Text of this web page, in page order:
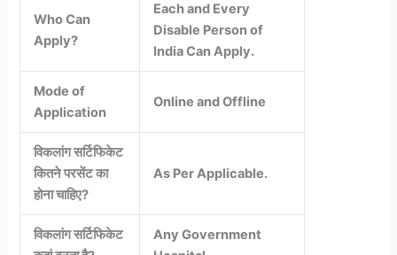
Who Can
Apply?
Each and Every
Disable Person of
India Can Apply.
Mode of
Application
Online and Offline
विकलांग सर्टिफिकेट
कितने परसेंट का
होना चाहिए?
As Per Applicable.
विकलांग सर्टिफिकेट
Any Government